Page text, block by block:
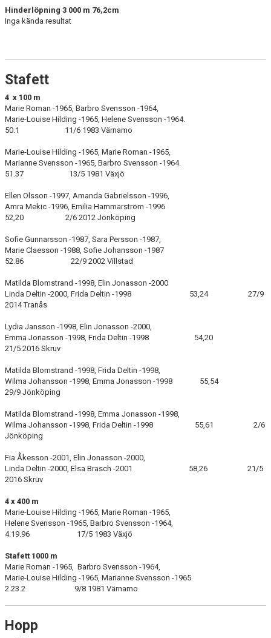
Hinderlöpning 3 000 m 76,2cm
Inga kända resultat
Stafett
4 x 100 m
Marie Roman -1965, Barbro Svensson -1964,
Marie-Louise Hilding -1965, Helene Svensson -1964.
50.1 11/6 1983 Värnamo
Marie-Louise Hilding -1965, Marie Roman -1965,
Marianne Svensson -1965, Barbro Svensson -1964.
51.37 13/5 1981 Växjö
Ellen Olsson -1997, Amanda Gabrielsson -1996,
Amra Mekic -1996, Emilia Hammarström -1996
52,20 2/6 2012 Jönköping
Sofie Gunnarsson -1987, Sara Persson -1987,
Marie Claesson -1988, Sofie Johansson -1987
52.86 22/9 2002 Villstad
Matilda Blomstrand -1998, Elin Jonasson -2000
Linda Deltin -2000, Frida Deltin -1998 53,24 27/9
2014 Tranås
Lydia Jansson -1998, Elin Jonasson -2000,
Emma Jonasson -1998, Frida Deltin -1998 54,20
21/5 2016 Skruv
Matilda Blomstrand -1998, Frida Deltin -1998,
Wilma Johansson -1998, Emma Jonasson -1998 55,54
29/9 Jönköping
Matilda Blomstrand -1998, Emma Jonasson -1998,
Wilma Johansson -1998, Frida Deltin -1998 55,61 2/6
Jönköping
Fia Åkesson -2001, Elin Jonasson -2000,
Linda Deltin -2000, Elsa Brasch -2001 58,26 21/5
2016 Skruv
4 x 400 m
Marie-Louise Hilding -1965, Marie Roman -1965,
Helene Svensson -1965, Barbro Svensson -1964,
4.19.96 17/5 1983 Växjö
Stafett 1000 m
Marie Roman -1965, Barbro Svensson -1964,
Marie-Louise Hilding -1965, Marianne Svensson -1965
2.23.2 9/8 1981 Värnamo
Hopp